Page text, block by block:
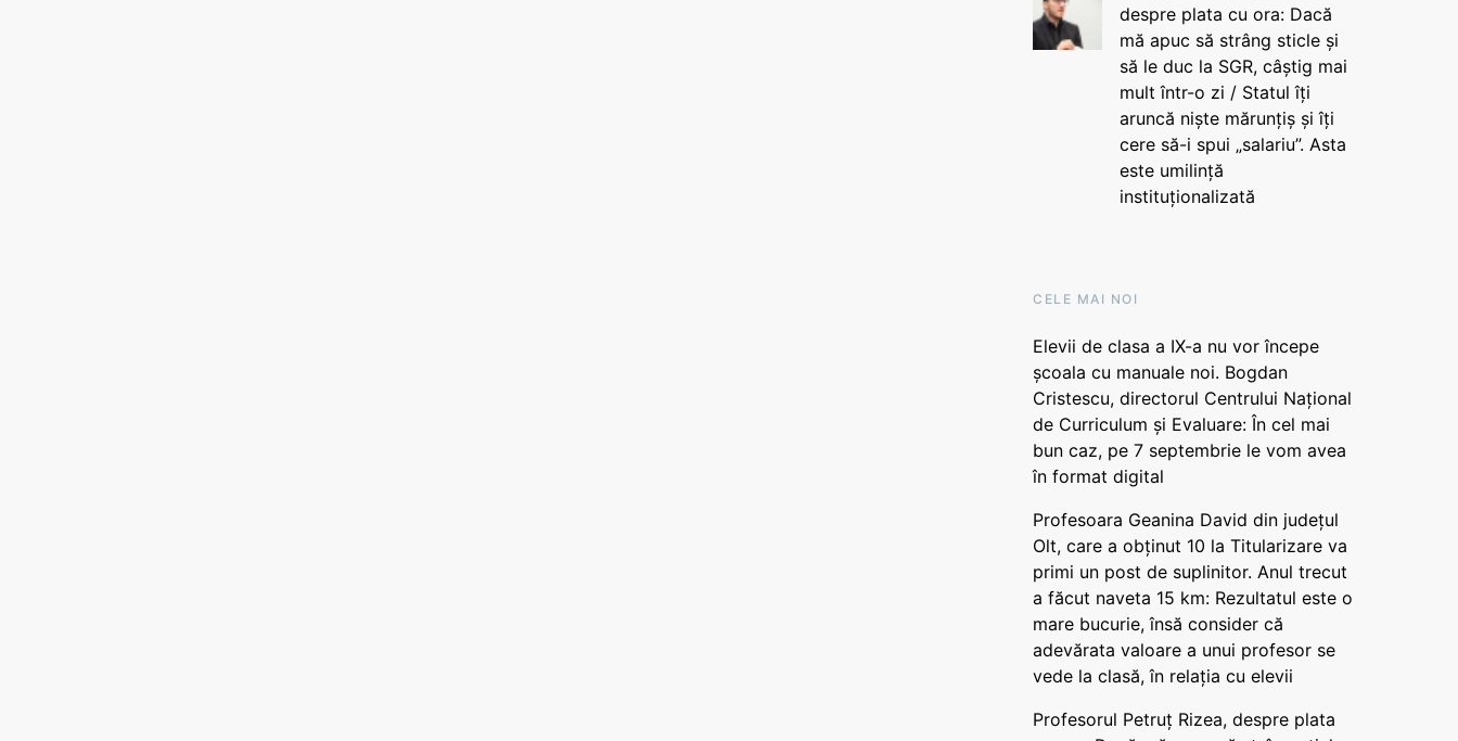
despre plata cu ora: Dacă
mă apuc să strâng sticle și
să le duc la SGR, câștig mai
mult într-o zi / Statul îți
aruncă niște mărunțiș și îți
cere să-i spui „salariu”. Asta
este umilință
instituționalizată
CELE MAI NOI
Elevii de clasa a IX-a nu vor începe
școala cu manuale noi. Bogdan
Cristescu, directorul Centrului Național
de Curriculum și Evaluare: În cel mai
bun caz, pe 7 septembrie le vom avea
în format digital
Profesoara Geanina David din județul
Olt, care a obținut 10 la Titularizare va
primi un post de suplinitor. Anul trecut
a făcut naveta 15 km: Rezultatul este o
mare bucurie, însă consider că
adevărata valoare a unui profesor se
vede la clasă, în relația cu elevii
Profesorul Petruț Rizea, despre plata